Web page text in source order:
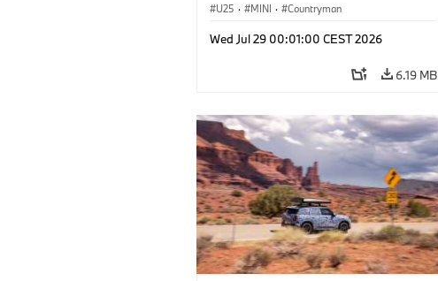
U25 · MINI · Countryman
Wed Jul 29 00:01:00 CEST 2026
6.19 MB